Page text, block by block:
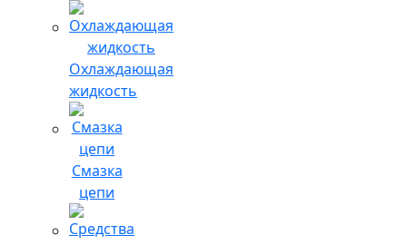
Охлаждающая
жидкость
Смазка
цепи